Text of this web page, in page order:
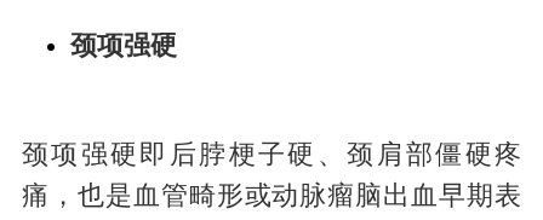
颈项强硬
颈项强硬即后脖梗子硬、颈肩部僵硬疼
痛，也是血管畸形或动脉瘤脑出血早期表